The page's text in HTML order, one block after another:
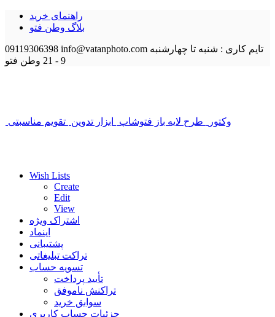
راهنمای خرید
بلاگ وطن فتو
09119306398 info@vatanphoto.com تایم کاری : شنبه تا چهارشنبه
9 - 21
وطن فتو
وکتور طرح لایه باز فتوشاپ ابزار تدوین تقویم مناسبتی
Wish Lists
Create
Edit
View
اشتراک ویژه
اینماد
پشتیبانی
تراکت تبلیغاتی
تسویه حساب
تأیید پرداخت
تراکنش ناموفق
سوابق خرید
جزئیات حساب کاربری